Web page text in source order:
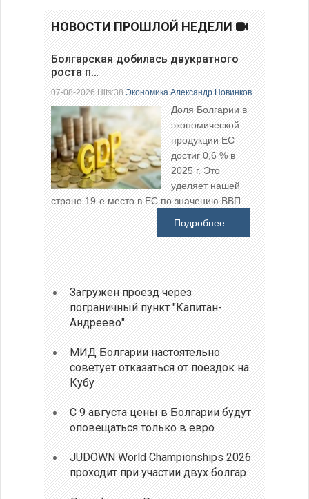
НОВОСТИ ПРОШЛОЙ НЕДЕЛИ
Болгарская добилась двукратного
роста п…
07-08-2026 Hits:38Экономика Александр Новинков
Доля Болгарии в
экономической
продукции ЕС
достиг 0,6 % в
2025 г. Это
уделяет нашей
стране 19-е место в ЕС по значению ВВП...
Подробнее...
Загружен проезд через
пограничный пункт "Капитан-
Андреево"
МИД Болгарии настоятельно
советует отказаться от поездок на
Кубу
С 9 августа цены в Болгарии будут
оповещаться только в евро
JUDOWN World Championships 2026
проходит при участии двух болгар